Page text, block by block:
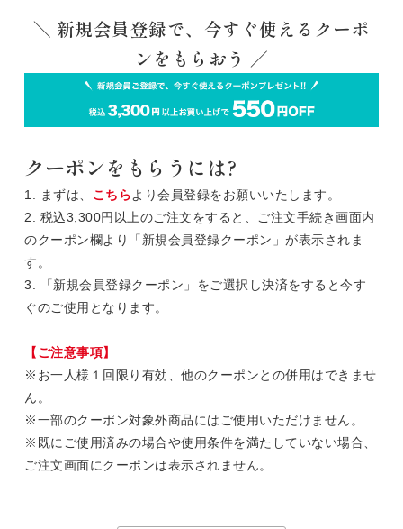
＼ 新規会員登録で、今すぐ使えるクーポ
ンをもらおう ／
クーポンをもらうには?
1. まずは、 こちらより会員登録をお願いいたします。
2. 税込3,300円以上のご注文をすると、ご注文手続き画面内
のクーポン欄より「新規会員登録クーポン」が表示されま
す。
3. 「新規会員登録クーポン」をご選択し決済をすると今す
ぐのご使用となります。
【ご注意事項】
※お一人様１回限り有効、他のクーポンとの併用はできませ
ん。
※一部のクーポン対象外商品にはご使用いただけません。
※既にご使用済みの場合や使用条件を満たしていない場合、
ご注文画面にクーポンは表示されません。